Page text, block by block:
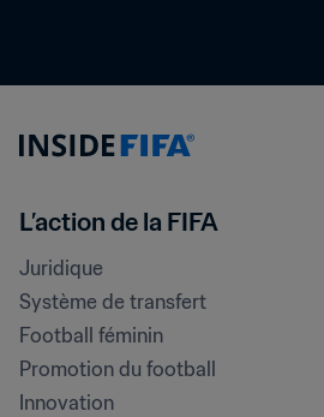
L’action de la FIFA
Juridique
Système de transfert
Football féminin
Promotion du football
Innovation